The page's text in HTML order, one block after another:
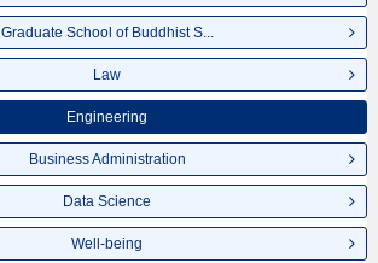
Graduate School of Buddhist S...
Law
Engineering
Business Administration
Data Science
Well-being